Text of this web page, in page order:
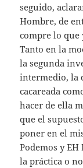
seguido,
Hombre, de
compre lo que
Tanto en la
la segunda
intermedio, la
cacareada
hacer de ella
que el
poner en el
Podemos y
la práctica o